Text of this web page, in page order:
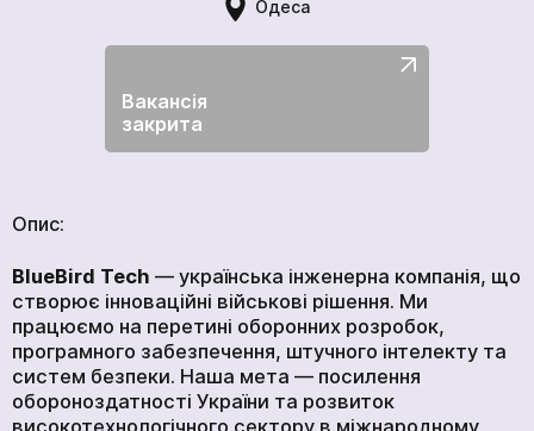
ГОЛОВНА
ПРОДУКЦІЯ
ПОСЛУГИ
МЕДІАЦЕНТР
ПРО НАС
МЕРЧ КОМПАНІЇ
ВІДГУКИ
Одеса
Вакансія
закрита
Опис:
BlueBird Tech — українська інженерна компанія, що
створює інноваційні військові рішення. Ми
працюємо на перетині оборонних розробок,
програмного забезпечення, штучного інтелекту та
систем безпеки. Наша мета — посилення
обороноздатності України та розвиток
високотехнологічного сектору в міжнародному